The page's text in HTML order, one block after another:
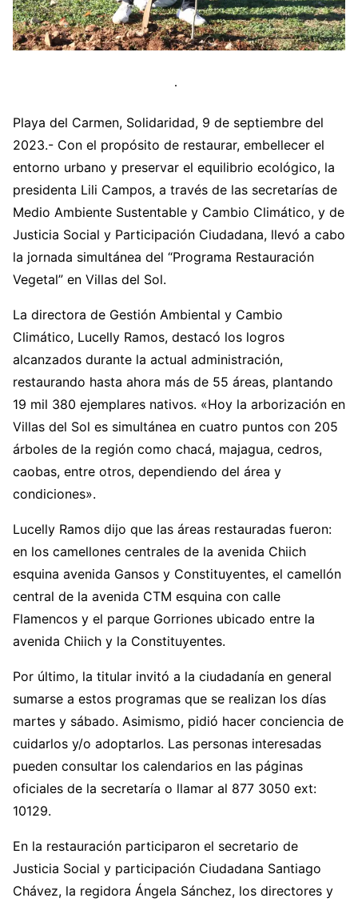
Playa del Carmen, Solidaridad, 9 de septiembre del
2023.- Con el propósito de restaurar, embellecer el
entorno urbano y preservar el equilibrio ecológico, la
presidenta Lili Campos, a través de las secretarías de
Medio Ambiente Sustentable y Cambio Climático, y de
Justicia Social y Participación Ciudadana, llevó a cabo
la jornada simultánea del “Programa Restauración
Vegetal” en Villas del Sol.
La directora de Gestión Ambiental y Cambio
Climático, Lucelly Ramos, destacó los logros
alcanzados durante la actual administración,
restaurando hasta ahora más de 55 áreas, plantando
19 mil 380 ejemplares nativos. «Hoy la arborización en
Villas del Sol es simultánea en cuatro puntos con 205
árboles de la región como chacá, majagua, cedros,
caobas, entre otros, dependiendo del área y
condiciones».
Lucelly Ramos dijo que las áreas restauradas fueron:
en los camellones centrales de la avenida Chiich
esquina avenida Gansos y Constituyentes, el camellón
central de la avenida CTM esquina con calle
Flamencos y el parque Gorriones ubicado entre la
avenida Chiich y la Constituyentes.
Por último, la titular invitó a la ciudadanía en general
sumarse a estos programas que se realizan los días
martes y sábado. Asimismo, pidió hacer conciencia de
cuidarlos y/o adoptarlos. Las personas interesadas
pueden consultar los calendarios en las páginas
oficiales de la secretaría o llamar al 877 3050 ext:
10129.
En la restauración participaron el secretario de
Justicia Social y participación Ciudadana Santiago
Chávez, la regidora Ángela Sánchez, los directores y